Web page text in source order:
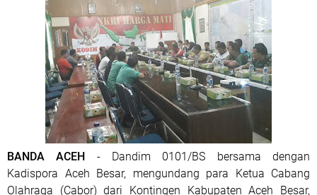
BANDA ACEH - Dandim 0101/BS bersama dengan
Kadispora Aceh Besar, mengundang para Ketua Cabang
Olahraga (Cabor) dari Kontingen Kabupaten Aceh Besar,